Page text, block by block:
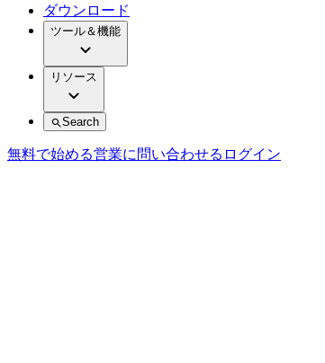
ダウンロード
ツール＆機能
リソース
Search
無料で始める営業に問い合わせる ログイン